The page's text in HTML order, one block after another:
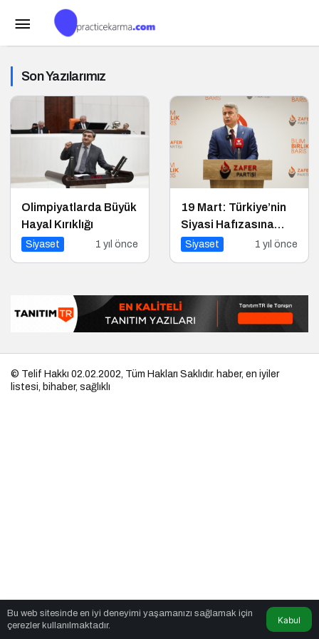
Son Yazılarımız
Olimpiyatlarda Büyük
Hayal Kırıklığı
Siyaset 1 yıl önce
19 Mart: Türkiye’nin
Siyasi Hafızasına
Kazınan Sivil Darbe
Siyaset 1 yıl önce
Bu web sitesinde en iyi deneyimi yaşamanızı sağlamak için
çerezler kullanılmaktadır.
Kabul
© Telif Hakkı 02.02.2002, Tüm Hakları Saklıdır. haber, en iyiler
listesi, bihaber, sağlıklı